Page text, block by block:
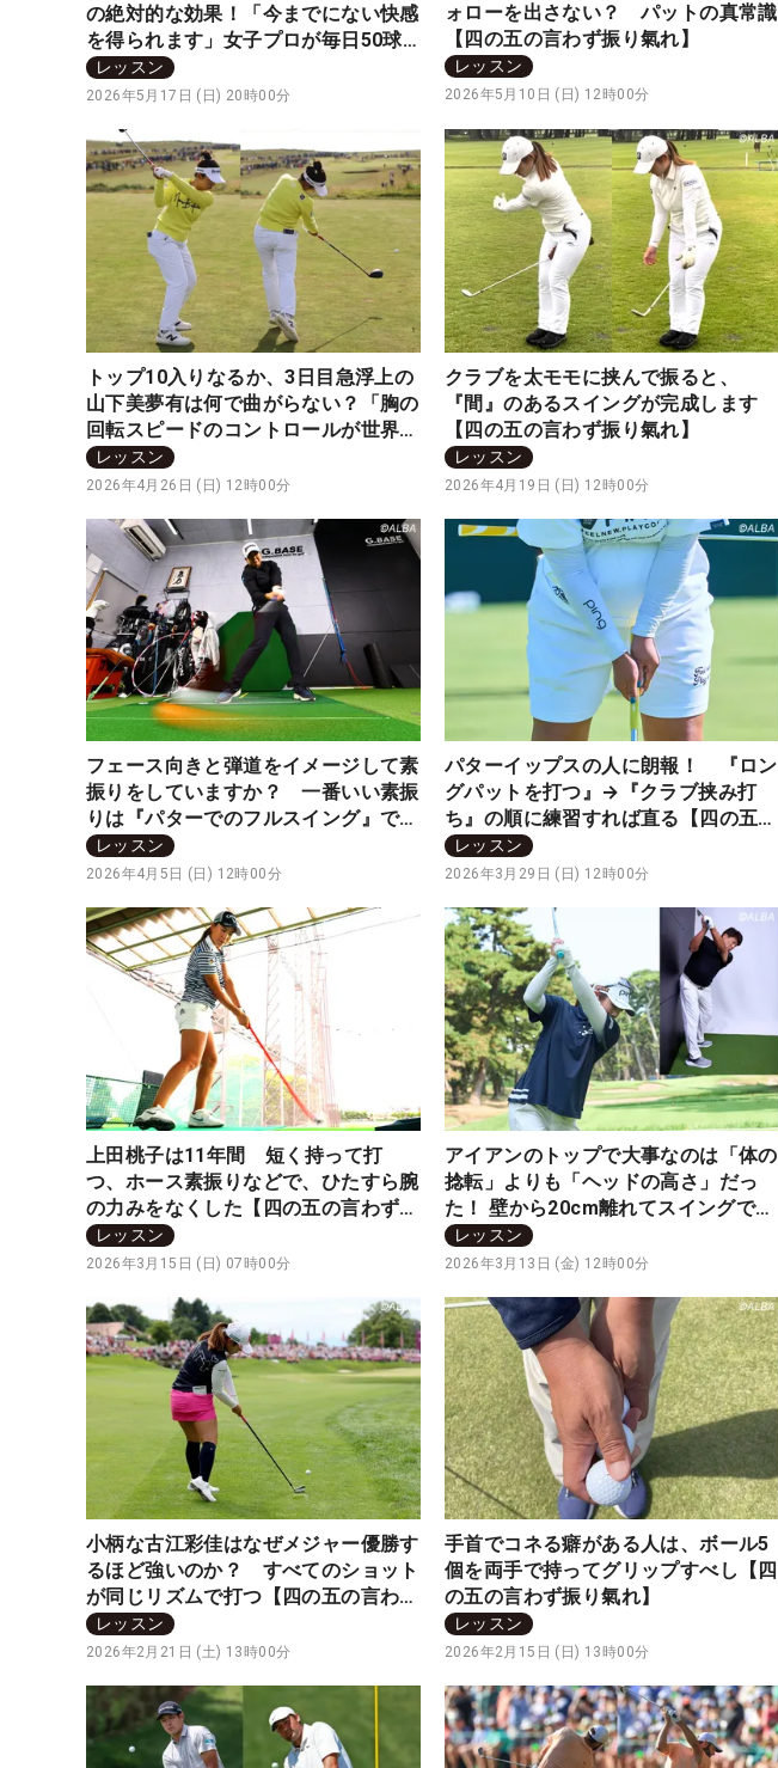
の絶対的な効果！「今までにない快感
を得られます」女子プロが毎日50球
打つ最強ドリルだった
レッスン
2026年5月17日 (日) 20時00分
ォローを出さない？ パットの真常識
【四の五の言わず振り氣れ】
レッスン
2026年5月10日 (日) 12時00分
トップ10入りなるか、3日目急浮上の
山下美夢有は何で曲がらない？「胸の
回転スピードのコントロールが世界
一」
レッスン
2026年4月26日 (日) 12時00分
クラブを太モモに挟んで振ると、
『間』のあるスイングが完成します
【四の五の言わず振り氣れ】
レッスン
2026年4月19日 (日) 12時00分
フェース向きと弾道をイメージして素
振りをしていますか？ 一番いい素振
りは『パターでのフルスイング』です
【四の五の言わず振り氣れ】
レッスン
2026年4月5日 (日) 12時00分
パターイップスの人に朗報！ 『ロン
グパットを打つ』→『クラブ挟み打
ち』の順に練習すれば直る【四の五の
言わず振り氣れ】
レッスン
2026年3月29日 (日) 12時00分
上田桃子は11年間 短く持って打
つ、ホース素振りなどで、ひたすら腕
の力みをなくした【四の五の言わず振
り氣れ】
レッスン
2026年3月15日 (日) 07時00分
アイアンのトップで大事なのは「体の
捻転」よりも「ヘッドの高さ」だっ
た！ 壁から20cm離れてスイングでき
ればOK【四の五の言わず振り氣れ】
レッスン
2026年3月13日 (金) 12時00分
小柄な古江彩佳はなぜメジャー優勝す
るほど強いのか？ すべてのショット
が同じリズムで打つ【四の五の言わず
振り氣れ】
レッスン
2026年2月21日 (土) 13時00分
手首でコネる癖がある人は、ボール5
個を両手で持ってグリップすべし【四
の五の言わず振り氣れ】
レッスン
2026年2月15日 (日) 13時00分